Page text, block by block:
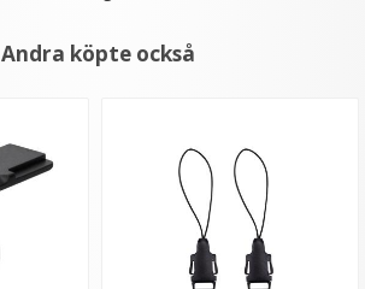
Andra köpte också